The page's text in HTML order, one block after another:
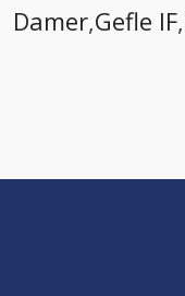
Damer,Gefle IF,